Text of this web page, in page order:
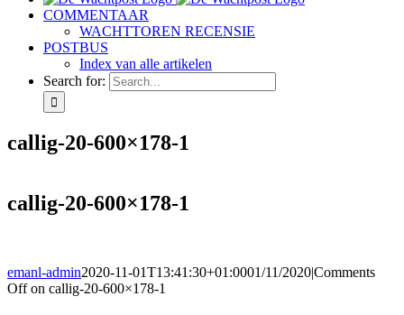
COMMENTAAR
WACHTTOREN RECENSIE
POSTBUS
Index van alle artikelen
Search for:
callig-20-600×178-1
callig-20-600×178-1
emanl-admin2020-11-01T13:41:30+01:0001/11/2020|Comments
Offon callig-20-600×178-1